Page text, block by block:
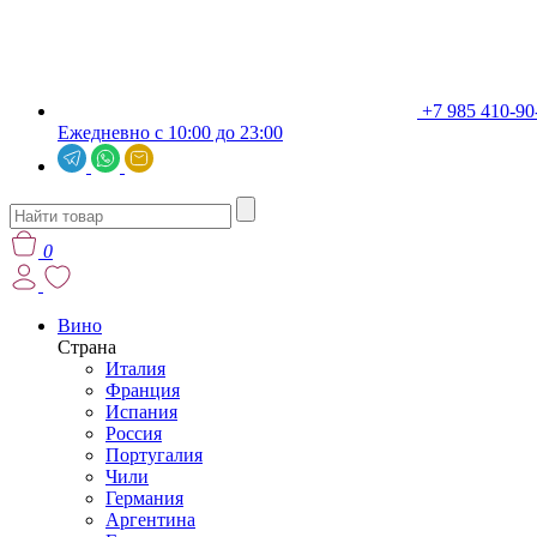
+7 985 410-
Ежедневно с 10:00 до 23:00
0
Вино
Страна
Италия
Франция
Испания
Россия
Португалия
Чили
Германия
Аргентина